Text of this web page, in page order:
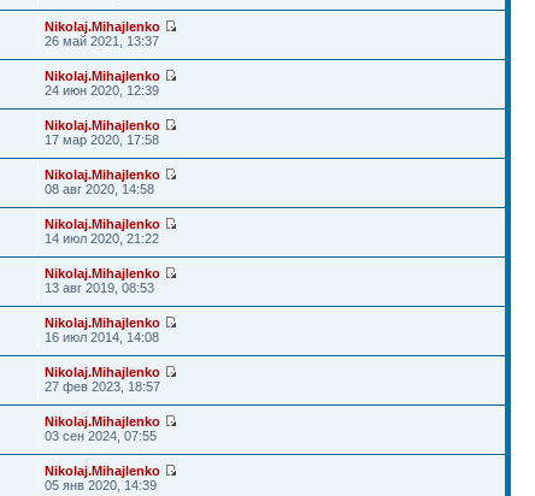
Nikolaj.Mihajlenko
26 май 2021, 13:37
Nikolaj.Mihajlenko
24 июн 2020, 12:39
Nikolaj.Mihajlenko
17 мар 2020, 17:58
Nikolaj.Mihajlenko
08 авг 2020, 14:58
Nikolaj.Mihajlenko
14 июл 2020, 21:22
Nikolaj.Mihajlenko
13 авг 2019, 08:53
Nikolaj.Mihajlenko
16 июл 2014, 14:08
Nikolaj.Mihajlenko
27 фев 2023, 18:57
Nikolaj.Mihajlenko
03 сен 2024, 07:55
Nikolaj.Mihajlenko
05 янв 2020, 14:39